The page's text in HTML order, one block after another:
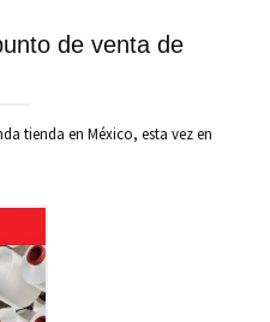
de venta de
tienda en México, esta vez en